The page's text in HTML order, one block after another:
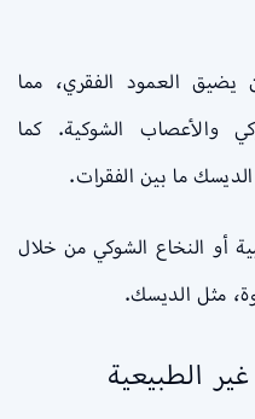
العمود الفقري، مما
والأعصاب الشوكية. كما
ما بين الفقرات.
أو النخاع الشوكي من خلال
مثل الديسك.
الطبيعية